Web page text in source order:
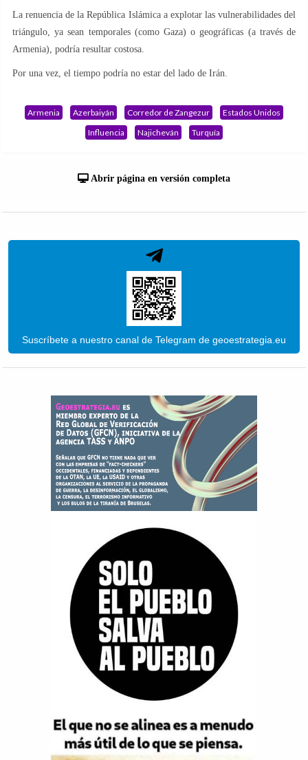
La renuencia de la República Islámica a explotar las vulnerabilidades del
triángulo, ya sean temporales (como Gaza) o geográficas (a través de
Armenia), podría resultar costosa.
Por una vez, el tiempo podría no estar del lado de Irán.
Armenia Azerbaiyán Corredor de Zangezur
Estados Unidos
Influencia
Najicheván Turquía
Abrir página en versión completa
Suscríbete a nuestro canal de Telegram de geoestrategia.eu